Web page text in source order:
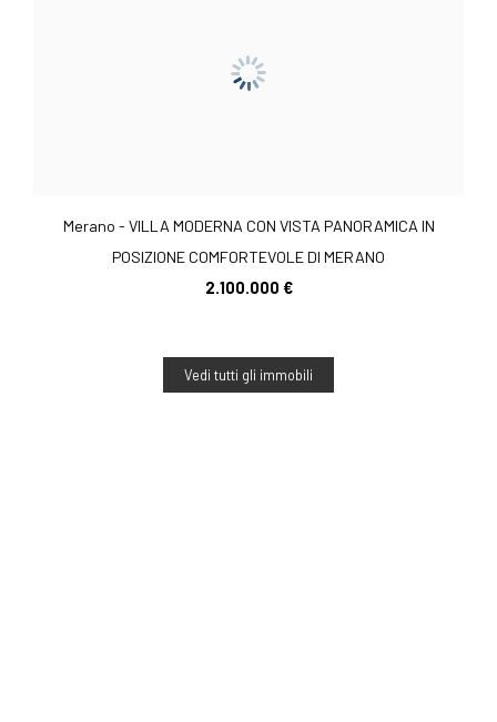
Merano - VILLA MODERNA CON VISTA PANORAMICA IN
POSIZIONE COMFORTEVOLE DI MERANO
2.100.000 €
Vedi tutti gli immobili